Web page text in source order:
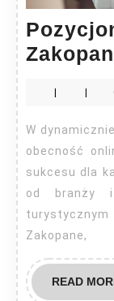
W dynamicznie rozwijającym się świecie cyfrowym,
obecność
sukcesu dla
od branży
Zakopane,
READ